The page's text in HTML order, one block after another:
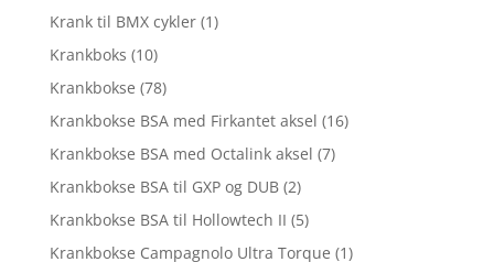
Krank til BMX cykler (1)
Krankboks (10)
Krankbokse (78)
Krankbokse BSA med Firkantet aksel (16)
Krankbokse BSA med Octalink aksel (7)
Krankbokse BSA til GXP og DUB (2)
Krankbokse BSA til Hollowtech II (5)
Krankbokse Campagnolo Ultra Torque (1)